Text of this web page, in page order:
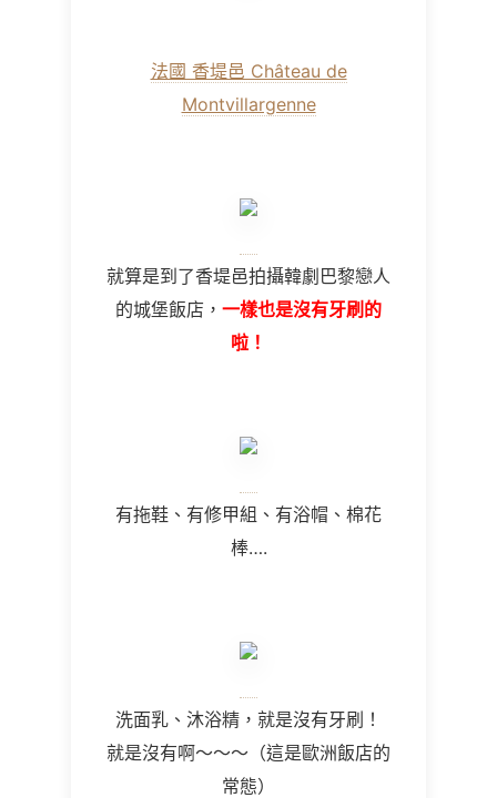
法國 香堤邑 Château de
Montvillargenne
就算是到了香堤邑拍攝韓劇巴黎戀人
的城堡飯店， 一樣也是沒有牙刷的
啦！
有拖鞋、有修甲組、有浴帽、棉花
棒….
洗面乳、沐浴精，就是沒有牙刷！
就是沒有啊～～～ （這是歐洲飯店的
常態）